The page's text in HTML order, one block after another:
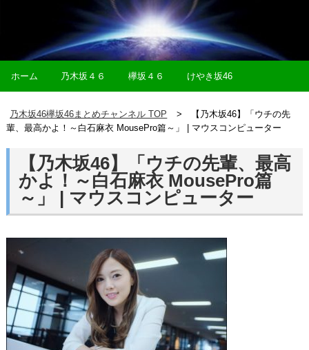
ホーム 乃木坂４６ 欅坂４６ けやき坂46
乃木坂46欅坂46まとめチャンネル TOP
【乃木坂46】「ウチの先
輩、最高かよ！～白石麻衣 MousePro篇～」 | マウスコンピューター
【乃木坂46】「ウチの先輩、最高
かよ！～白石麻衣 MousePro篇
～」 | マウスコンピューター